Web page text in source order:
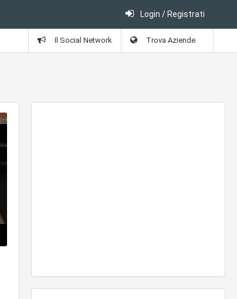
Login / Registrati
Il Social Network Trova Aziende